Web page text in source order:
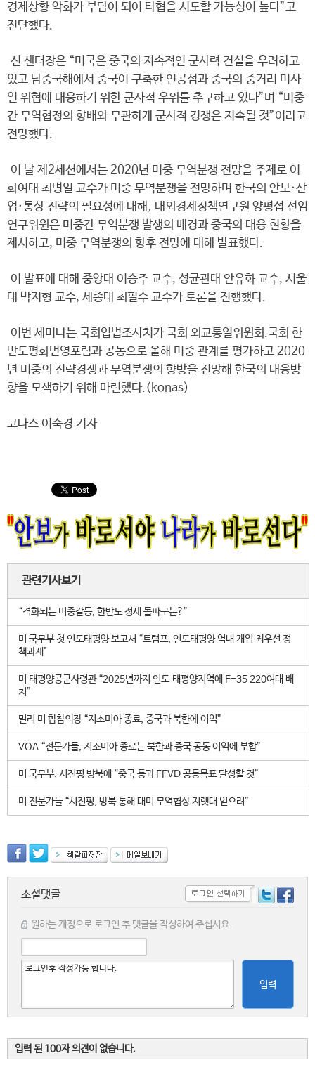
경제상황 악화가 부담이 되어 타협을 시도할 가능성이 높다”고
진단했다.
신 센터장은 “미국은 중국의 지속적인 군사력 건설을 우려하고
있고 남중국해에서 중국이 구축한 인공섬과 중국의 중거리 미사
일 위협에 대응하기 위한 군사적 우위를 추구하고 있다”며 “미중
간 무역협정의 향배와 무관하게 군사적 경쟁은 지속될 것”이라고
전망했다.
이 날 제2세션에서는 2020년 미중 무역분쟁 전망을 주제로 이
화여대 최병일 교수가 미중 무역분쟁을 전망하며 한국의 안보·산
업·통상 전략의 필요성에 대해, 대외경제정책연구원 양평섭 선임
연구위원은 미중간 무역분쟁 발생의 배경과 중국의 대응 현황을
제시하고, 미중 무역분쟁의 향후 전망에 대해 발표했다.
이 발표에 대해 중앙대 이승주 교수, 성균관대 안유화 교수, 서울
대 박지형 교수, 세종대 최필수 교수가 토론을 진행했다.
이번 세미나는 국회입법조사처가 국회 외교통일위원회.국회 한
반도평화번영포럼과 공동으로 올해 미중 관계를 평가하고 2020
년 미중의 전략경쟁과 무역분쟁의 향방을 전망해 한국의 대응방
향을 모색하기 위해 마련했다.(konas)
코나스 이숙경 기자
관련기사보기
“격화되는 미중갈등, 한반도 정세 돌파구는?”
미 국무부 첫 인도태평양 보고서 “트럼프, 인도태평양 역내 개입 최우선 정
책과제"
미 태평양공군사령관 “2025년까지 인도∙태평양지역에 F-35 220여대 배
치”
밀리 미 합참의장 “지소미아 종료, 중국과 북한에 이익”
VOA “전문가들, 지소미아 종료는 북한과 중국 공동 이익에 부합”
미 국무부, 시진핑 방북에 “중국 등과 FFVD 공동목표 달성할 것”
미 전문가들 “시진핑, 방북 통해 대미 무역협상 지렛대 얻으려”
소셜댓글
원하는 계정으로 로그인 후 댓글을 작성하여 주십시요.
입력
입력 된 100자 의견이 없습니다.